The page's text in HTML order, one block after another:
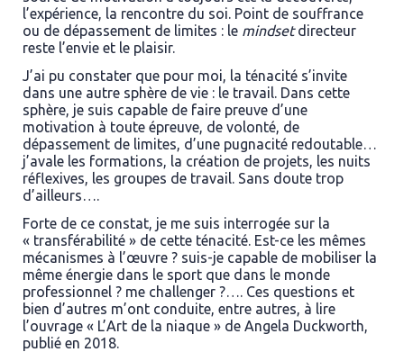
l’expérience, la rencontre du soi. Point de souffrance
ou de dépassement de limites : le mindsetdirecteur
reste l’envie et le plaisir.
J’ai pu constater que pour moi, la ténacité s’invite
dans une autre sphère de vie : le travail. Dans cette
sphère, je suis capable de faire preuve d’une
motivation à toute épreuve, de volonté, de
dépassement de limites, d’une pugnacité redoutable…
j’avale les formations, la création de projets, les nuits
réflexives, les groupes de travail. Sans doute trop
d’ailleurs….
Forte de ce constat, je me suis interrogée sur la
« transférabilité » de cette ténacité. Est-ce les mêmes
mécanismes à l’œuvre ? suis-je capable de mobiliser la
même énergie dans le sport que dans le monde
professionnel ? me challenger ?…. Ces questions et
bien d’autres m’ont conduite, entre autres, à lire
l’ouvrage « L’Art de la niaque » de Angela Duckworth,
publié en 2018.